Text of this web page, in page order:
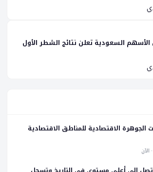
الأسهم السعودية تعلن نتائج الشطر الأول
الجوهرة الاقتصادية للمناطق الاقتصادية